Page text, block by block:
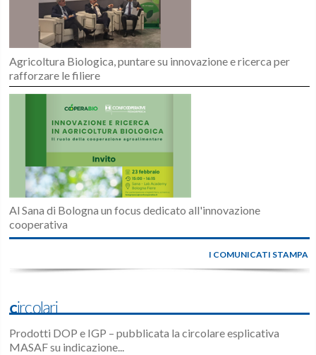
Agricoltura Biologica, puntare su innovazione e ricerca per
rafforzare le filiere
Al Sana di Bologna un focus dedicato all'innovazione
cooperativa
I COMUNICATI STAMPA
Circolari
Prodotti DOP e IGP – pubblicata la circolare esplicativa
MASAF su indicazione...